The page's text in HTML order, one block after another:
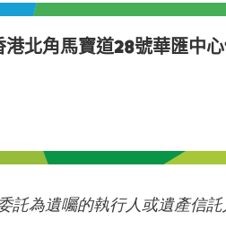
北角馬寶道28號華匯中心
託為遺囑的執行人或遺產信